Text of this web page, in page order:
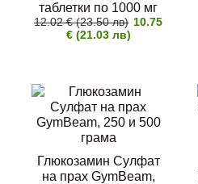
таблетки по 1000 мг
12.02 € (23.50 лв) 10.75
€ (21.03 лв)
Глюкозамин Сулфат
на прах GymBeam,